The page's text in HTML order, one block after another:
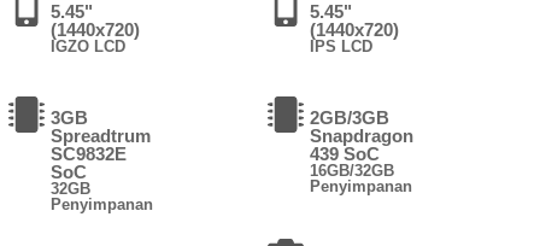
5.45"
(1440x720)
IGZO LCD
3GB
Spreadtrum
SC9832E
SoC
32GB
Penyimpanan
5.45"
(1440x720)
IPS LCD
2GB/3GB
Snapdragon
439 SoC
16GB/32GB
Penyimpanan